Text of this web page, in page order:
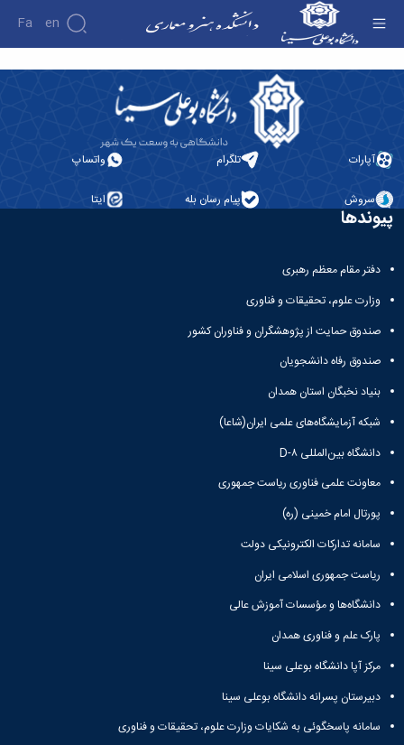
Fa En
ریاست
آلبوم
عکس
تماس
سازمان
دانشکده
معاونت
آموزشی
معاونت
پژوهشی
معاونت
تکمیلی
باستانآپارات تلگرام واتساپ
سروش پیام رسان بله ایتا
پیوندها
دفتر مقام معظم رهبری
وزارت علوم، تحقیقات و فناوری
صندوق حمایت از پژوهشگران و فناوران کشور
صندوق رفاه دانشجویان
بنیاد نخبگان استان همدان
شبکه آزمایشگاه‌های علمی ایران(شاعا)
دانشگاه بین‌المللی D-۸
معاونت علمی فناوری ریاست جمهوری
پورتال امام خمینی (ره)
سامانه تدارکات الکترونیکی دولت
ریاست جمهوری اسلامی ایران
دانشگاه‌ها و مؤسسات آموزش عالی
پارک علم و فناوری همدان
مرکز آپا دانشگاه بوعلی سینا
دبیرستان پسرانه دانشگاه بوعلی سینا
سامانه پاسخگوئی به شکایات وزارت علوم، تحقیقات و فناوری